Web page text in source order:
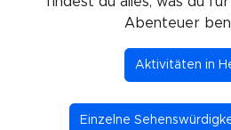
Abenteuer
Aktivitäten in
Einzelne